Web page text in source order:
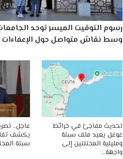
رسوم التوقيت الميسر توحد
وسط نقاش متواصل حول الإعفاءات
تحديث مفاجئ في خرائط
غوغل يعيد ملف سبتة
ومليلية المحتلتين إلى
واجهة…
عاجل..
يكشف
سبتة